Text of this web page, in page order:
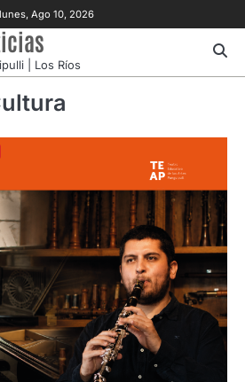
lunes, Ago 10, 2026
| Los Ríos